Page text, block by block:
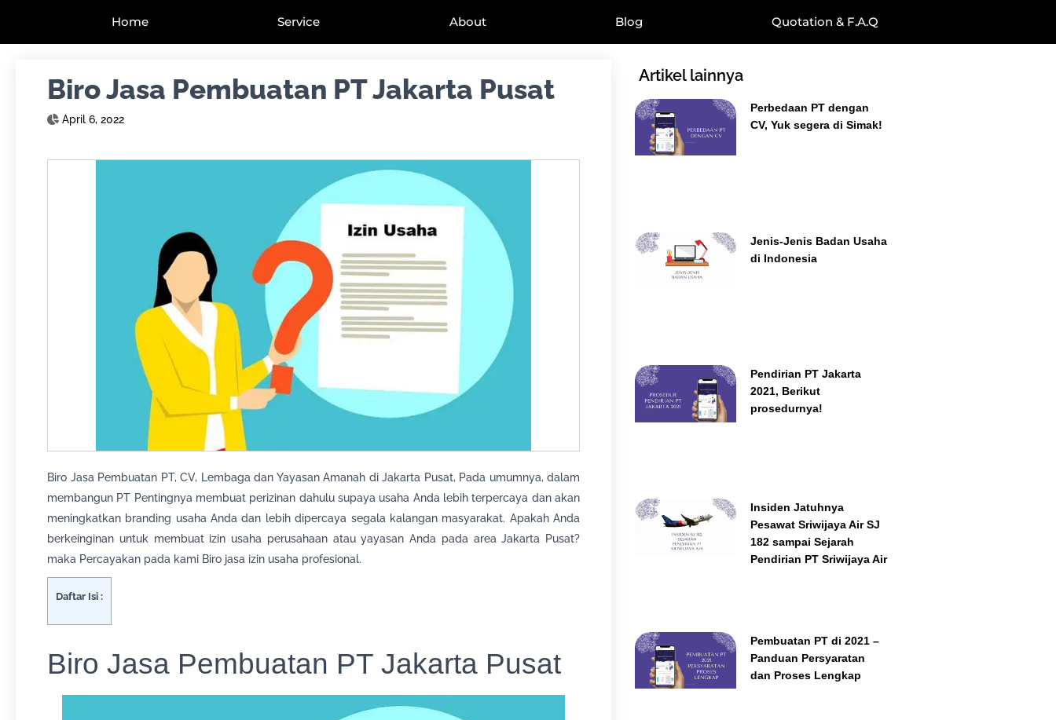
Home Service About Blog Quotation & F.A.Q
Biro Jasa Pembuatan PT Jakarta Pusat
April 6, 2022
Biro Jasa Pembuatan PT, CV, Lembaga dan Yayasan Amanah di Jakarta Pusat, Pada umumnya, dalam
membangun PT Pentingnya membuat perizinan dahulu supaya usaha Anda lebih terpercaya dan akan
meningkatkan branding usaha Anda dan lebih dipercaya segala kalangan masyarakat. Apakah Anda
berkeinginan untuk membuat izin usaha perusahaan atau yayasan Anda pada area Jakarta Pusat?
maka Percayakan pada kami Biro jasa izin usaha profesional.
Daftar Isi :
Biro Jasa Pembuatan PT Jakarta Pusat
Artikel lainnya
Perbedaan PT dengan
CV, Yuk segera di Simak!
Jenis-Jenis Badan Usaha
di Indonesia
Pendirian PT Jakarta
2021, Berikut
prosedurnya!
Insiden Jatuhnya
Pesawat Sriwijaya Air SJ
182 sampai Sejarah
Pendirian PT Sriwijaya Air
Pembuatan PT di 2021 –
Panduan Persyaratan
dan Proses Lengkap